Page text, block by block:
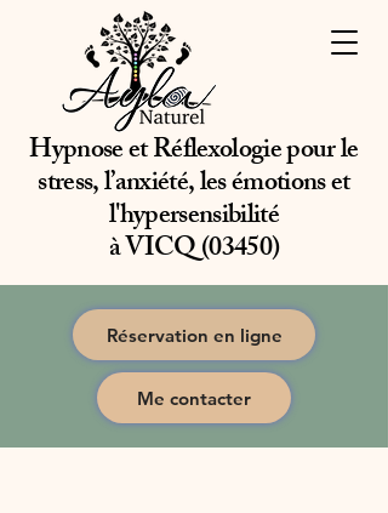
Réservation en ligne
Me contacter
Hypnose et Réflexologie pour le
stress, l’anxiété, les émotions et
l'hypersensibilité
à VICQ (03450)